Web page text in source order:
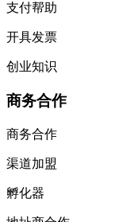
支付帮助
开具发票
创业知识
商务合作
商务合作
渠道加盟
孵化器